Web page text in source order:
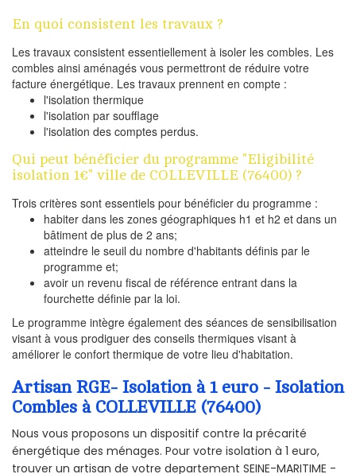
En quoi consistent les travaux ?
Les travaux consistent essentiellement à isoler les combles. Les
combles ainsi aménagés vous permettront de réduire votre
facture énergétique. Les travaux prennent en compte :
l'isolation thermique
l'isolation par soufflage
l'isolation des comptes perdus.
Qui peut bénéficier du programme "Eligibilité
isolation 1€" ville de COLLEVILLE (76400) ?
Trois critères sont essentiels pour bénéficier du programme :
habiter dans les zones géographiques h1 et h2 et dans un
bâtiment de plus de 2 ans;
atteindre le seuil du nombre d'habitants définis par le
programme et;
avoir un revenu fiscal de référence entrant dans la
fourchette définie par la loi.
Le programme intègre également des séances de sensibilisation
visant à vous prodiguer des conseils thermiques visant à
améliorer le confort thermique de votre lieu d'habitation.
Artisan RGE- Isolation à 1 euro - Isolation
Combles à COLLEVILLE (76400)
Nous vous proposons un dispositif contre la précarité
énergétique des ménages. Pour votre isolation à 1 euro,
trouver un artisan de votre departement SEINE-MARITIME -